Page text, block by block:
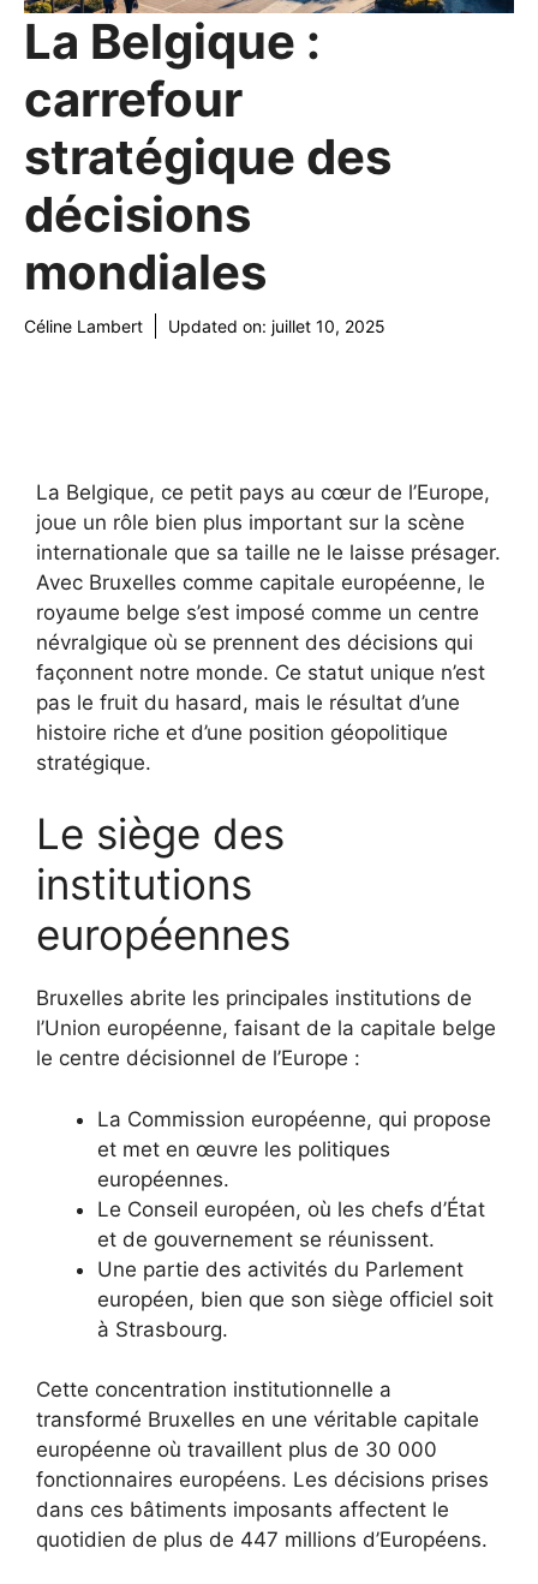
La Belgique :
carrefour
stratégique des
décisions
mondiales
Céline Lambert Updated on: juillet 10, 2025
La Belgique, ce petit pays au cœur de l’Europe,
joue un rôle bien plus important sur la scène
internationale que sa taille ne le laisse présager.
Avec Bruxelles comme capitale européenne, le
royaume belge s’est imposé comme un centre
névralgique où se prennent des décisions qui
façonnent notre monde. Ce statut unique n’est
pas le fruit du hasard, mais le résultat d’une
histoire riche et d’une position géopolitique
stratégique.
Le siège des
institutions
européennes
Bruxelles abrite les principales institutions de
l’Union européenne, faisant de la capitale belge
le centre décisionnel de l’Europe :
La Commission européenne, qui propose
et met en œuvre les politiques
européennes.
Le Conseil européen, où les chefs d’État
et de gouvernement se réunissent.
Une partie des activités du Parlement
européen, bien que son siège officiel soit
à Strasbourg.
Cette concentration institutionnelle a
transformé Bruxelles en une véritable capitale
européenne où travaillent plus de 30 000
fonctionnaires européens. Les décisions prises
dans ces bâtiments imposants affectent le
quotidien de plus de 447 millions d’Européens.